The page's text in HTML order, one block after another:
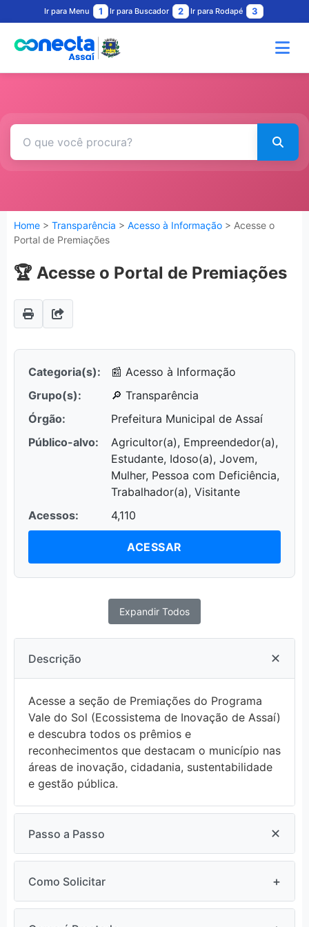
Ir para Menu 1 Ir para Buscador 2 Ir para Rodapé 3
Home > Transparência > Acesso à Informação > Acesse o
Portal de Premiações
🏆 Acesse o Portal de Premiações
Categoria(s):
📰 Acesso à Informação
Grupo(s):
🔎 Transparência
Órgão:
Prefeitura Municipal de Assaí
Público-alvo:
Agricultor(a), Empreendedor(a),
Estudante, Idoso(a), Jovem,
Mulher, Pessoa com Deficiência,
Trabalhador(a), Visitante
Acessos:
4,110
ACESSAR
Expandir Todos
Descrição ✕
Acesse a seção de Premiações do Programa
Vale do Sol (Ecossistema de Inovação de Assaí)
e descubra todos os prêmios e
reconhecimentos que destacam o município nas
áreas de inovação, cidadania, sustentabilidade
e gestão pública.
Passo a Passo ✕
1. Acesse o site:
Como Solicitar +
Acesse o site: